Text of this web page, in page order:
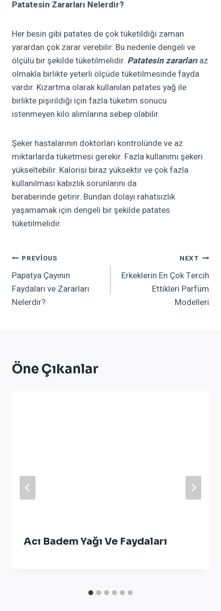
Patatesin Zararları Nelerdir?
Her besin gibi patates de çok tüketildiği zaman
yarardan çok zarar verebilir. Bu nedenle dengeli ve
ölçülü bir şekilde tüketilmelidir. Patatesin zararlarıaz
olmakla birlikte yeterli ölçüde tüketilmesinde fayda
vardır. Kızartma olarak kullanılan patates yağ ile
birlikte pişirildiği için fazla tüketim sonucu
istenmeyen kilo alımlarına sebep olabilir.
Şeker hastalarının doktorları kontrolünde ve az
miktarlarda tüketmesi gerekir. Fazla kullanımı şekeri
yükseltebilir. Kalorisi biraz yüksektir ve çok fazla
kullanılması kabızlık sorunlarını da
beraberinde getirir. Bundan dolayı rahatsızlık
yaşamamak için dengeli bir şekilde patates
tüketilmelidir.
Yazı
Gezinmesi
PREVIOUS
Papatya Çayının
Faydaları ve Zararları
Nelerdir?
NEXT
Erkeklerin En Çok Tercih
Ettikleri Parfüm
Modelleri
Öne Çıkanlar
Acı Badem Yağı Ve Faydaları